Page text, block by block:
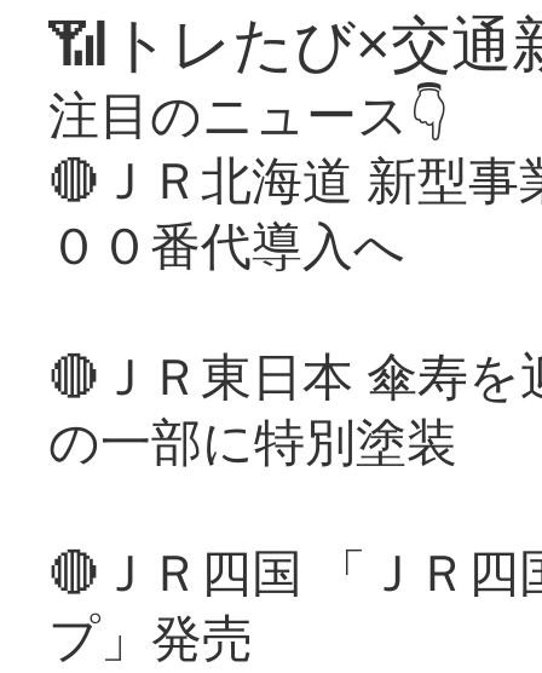
📶トレたび×交通
注目のニュース👇
🔴ＪＲ北海道 新型
００番代導入へ
🔴ＪＲ東日本 傘寿
の一部に特別塗装
🔴ＪＲ四国 「ＪＲ
プ」発売